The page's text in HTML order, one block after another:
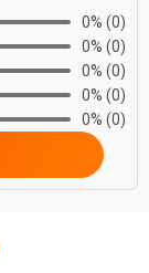
0% (0)
0% (0)
0% (0)
0% (0)
0% (0)